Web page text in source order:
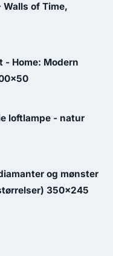
of Time,
- Home: Modern
loftlampe - natur
og mønster
350x245